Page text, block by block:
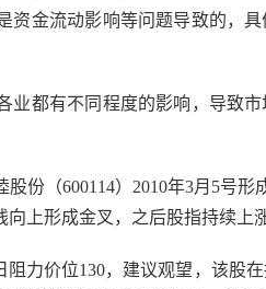
资金流动影响等问题导致的，
业都有不同程度的影响，导致
份（600114）2010年3月5号形
上形成金叉，之后股指持续上
力价位130，建议观望，该股